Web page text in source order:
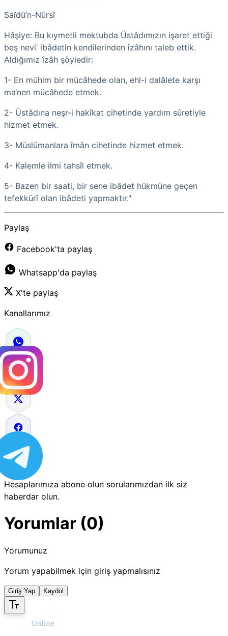
Saîdü’n-Nûrsî
Hâşiye: Bu kıymetli mektubda Üstâdımızın işaret ettiği
beş nevi‘ ibâdetin kendilerinden îzâhını taleb ettik.
Aldığımız îzâh şöyledir:
1- En mühim bir mücâhede olan, ehl-i dalâlete karşı
ma‘nen mücâhede etmek.
2- Üstâdına neşr-i hakîkat cihetinde yardım sûretiyle
hizmet etmek.
3- Müslümanlara îmân cihetinde hizmet etmek.
4- Kalemle ilmi tahsîl etmek.
5- Bazen bir saati, bir sene ibâdet hükmüne geçen
tefekkürî olan ibâdeti yapmaktır."
Paylaş
Facebook'ta paylaş
Whatsapp'da paylaş
X'te paylaş
Kanallarımız
Hesaplarımıza abone olun sorularımızdan ilk siz
haberdar olun.
Yorumlar (0)
Yorumunuz
Yorum yapabilmek için giriş yapmalısınız
Giriş Yap Kaydol